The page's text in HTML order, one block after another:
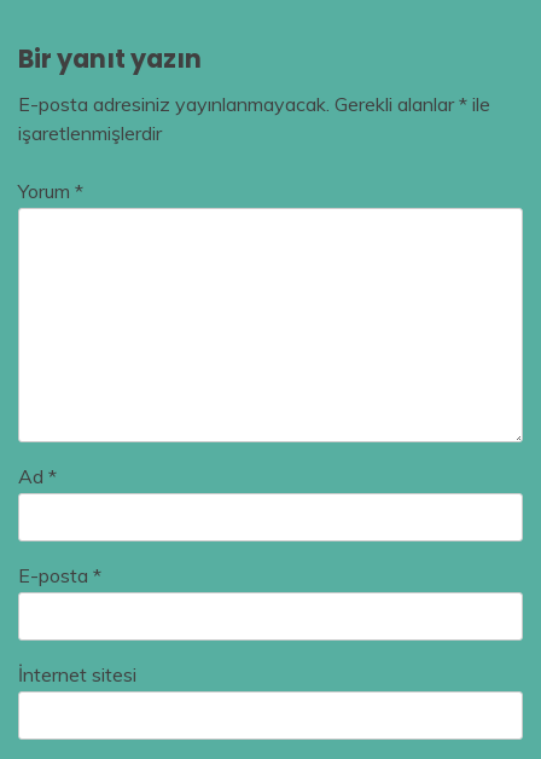
Bir yanıt yazın
E-posta adresiniz yayınlanmayacak. Gerekli alanlar* ile
işaretlenmişlerdir
Yorum *
Ad *
E-posta *
İnternet sitesi